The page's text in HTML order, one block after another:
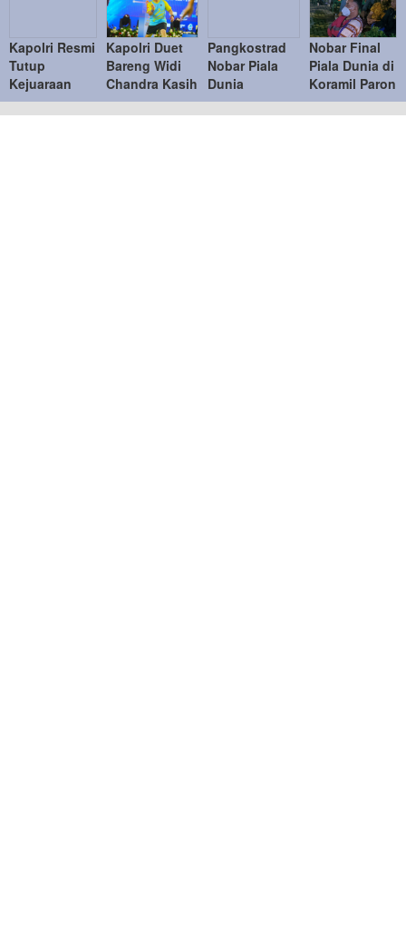
Kapolri Resmi
Tutup
Kejuaraan
Bulu Tangkis
Kapolri Cup
Kapolri Duet
Bareng Widi
Chandra Kasih
Lawan Bahlil-
Muhammad di
Pangkostrad
Nobar Piala
Dunia
Bersama
Warga, Pererat
Nobar Final
Piala Dunia di
Koramil Paron
Pererat